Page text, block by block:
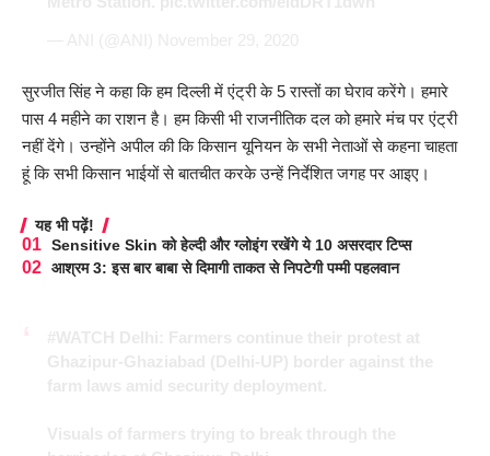
सुरजीत सिंह ने कहा कि हम दिल्ली में एंट्री के 5 रास्तों का घेराव करेंगे। हमारे
पास 4 महीने का राशन है। हम किसी भी राजनीतिक दल को हमारे मंच पर एंट्री
नहीं देंगे। उन्होंने अपील की कि किसान यूनियन के सभी नेताओं से कहना चाहता
हूं कि सभी किसान भाईयों से बातचीत करके उन्हें निर्देशित जगह पर आइए।
यह भी पढ़ें!
Sensitive Skin को हेल्दी और ग्लोइंग रखेंगे ये 10 असरदार टिप्स
आश्रम 3: इस बार बाबा से दिमागी ताकत से निपटेगी पम्मी पहलवान